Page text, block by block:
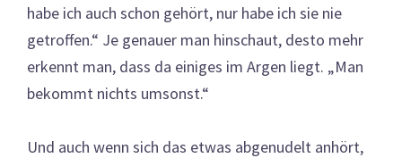
habe ich auch schon gehört, nur habe ich sie nie
getroffen.“ Je genauer man hinschaut, desto mehr
erkennt man, dass da einiges im Argen liegt. „Man
bekommt nichts umsonst.“
Und auch wenn sich das etwas abgenudelt anhört,